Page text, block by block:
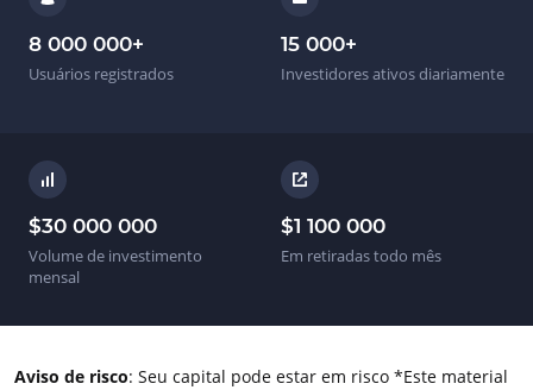
8 000 000+
Usuários registrados
15 000+
Investidores ativos diariamente
$30 000 000
Volume de investimento
mensal
$1 100 000
Em retiradas todo mês
Aviso de risco: Seu capital pode estar em risco *Este material